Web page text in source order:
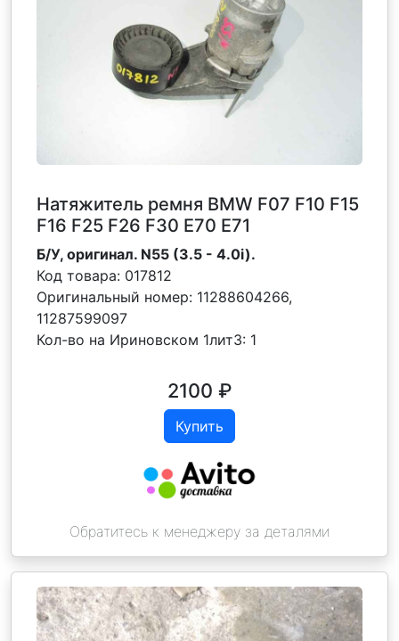
Натяжитель ремня BMW F07 F10 F15
F16 F25 F26 F30 Е70 Е71
Б/У, оригинал. N55 (3.5 - 4.0i).
Код товара: 017812
Оригинальный номер: 11288604266,
11287599097
Кол-во на Ириновском 1лит3: 1
2100 ₽
Купить
Обратитесь к менеджеру за деталями